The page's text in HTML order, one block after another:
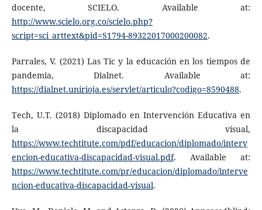
docente, SCIELO. Available at:
http://www.scielo.org.co/scielo.php?
script=sci_arttext&pid=S1794-89322017000200082.
Parrales, V. (2021) Las Tic y la educación en los tiempos de
pandemia, Dialnet. Available at:
https://dialnet.unirioja.es/servlet/articulo?codigo=8590488.
Tech, U.T. (2018) Diplomado en Intervención Educativa en
la discapacidad visual,
https://www.techtitute.com/pdf/educacion/diplomado/interv
encion-educativa-discapacidad-visual.pdf. Available at:
https://www.techtitute.com/pr/educacion/diplomado/interve
ncion-educativa-discapacidad-visual.